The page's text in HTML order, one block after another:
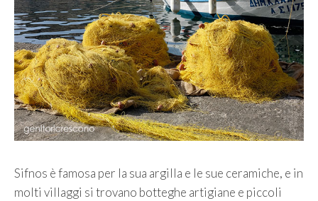
Sifnos è famosa per la sua argilla e le sue ceramiche, e in
molti villaggi si trovano botteghe artigiane e piccoli